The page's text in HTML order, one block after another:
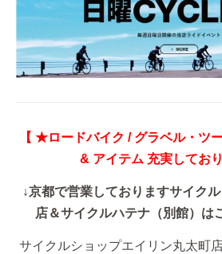
【 ★ロードバイク / グラベル・ツ
& アイテム 充実しており
↓京都で営業しておりますサイク
店＆サイクルハテナ（別館）は
サイクルショップエイリン丸太町